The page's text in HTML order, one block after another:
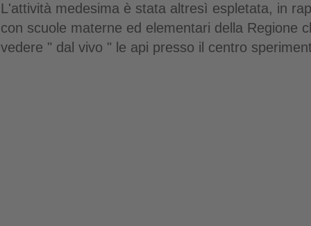
L'attività medesima è stata altresì espletata, in
con scuole materne ed elementari della Regione
vedere " dal vivo " le api presso il centro